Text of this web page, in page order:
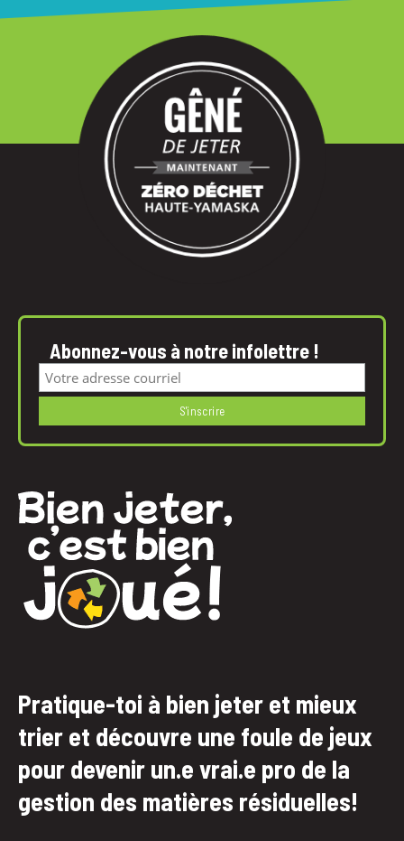
Abonnez-vous à notre infolettre !
Pratique-toi à bien jeter et mieux
trier et découvre une foule de jeux
pour devenir un.e vrai.e pro de la
gestion des matières résiduelles!